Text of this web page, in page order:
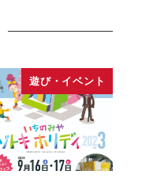
遊び・イベント